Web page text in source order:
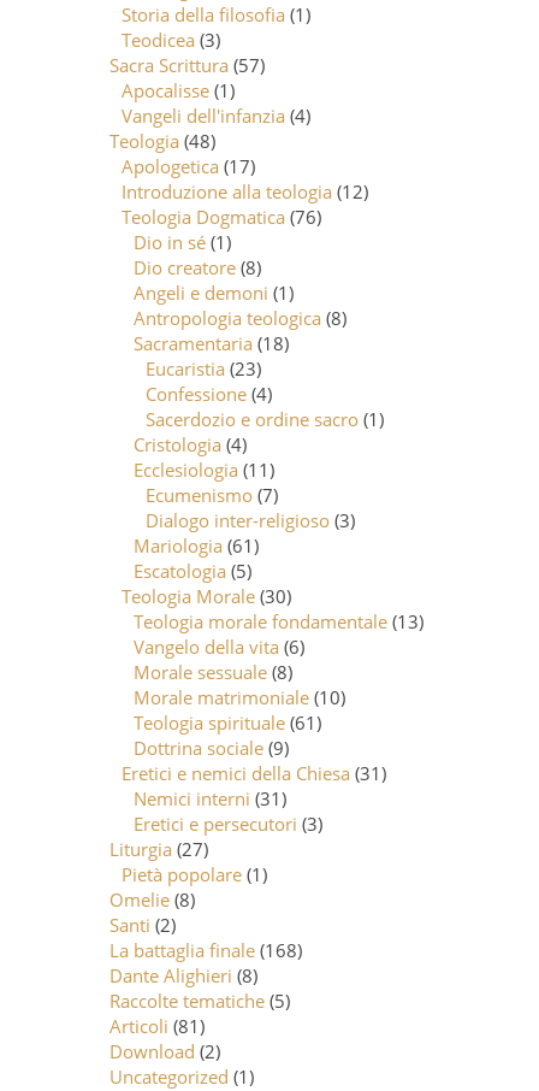
Storia della filosofia (1)
Teodicea (3)
Sacra Scrittura (57)
Apocalisse (1)
Vangeli dell'infanzia (4)
Teologia (48)
Apologetica (17)
Introduzione alla teologia (12)
Teologia Dogmatica (76)
Dio in sé (1)
Dio creatore (8)
Angeli e demoni (1)
Antropologia teologica (8)
Sacramentaria (18)
Eucaristia (23)
Confessione (4)
Sacerdozio e ordine sacro (1)
Cristologia (4)
Ecclesiologia (11)
Ecumenismo (7)
Dialogo inter-religioso (3)
Mariologia (61)
Escatologia (5)
Teologia Morale (30)
Teologia morale fondamentale (13)
Vangelo della vita (6)
Morale sessuale (8)
Morale matrimoniale (10)
Teologia spirituale (61)
Dottrina sociale (9)
Eretici e nemici della Chiesa (31)
Nemici interni (31)
Eretici e persecutori (3)
Liturgia (27)
Pietà popolare (1)
Omelie (8)
Santi (2)
La battaglia finale (168)
Dante Alighieri (8)
Raccolte tematiche (5)
Articoli (81)
Download (2)
Uncategorized (1)